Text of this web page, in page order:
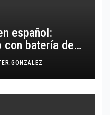
español:
con batería de